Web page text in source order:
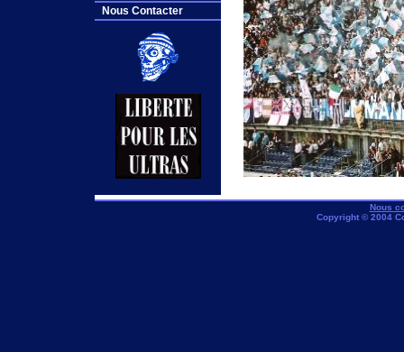
Nous Contacter
Nous
Copyright © 2004